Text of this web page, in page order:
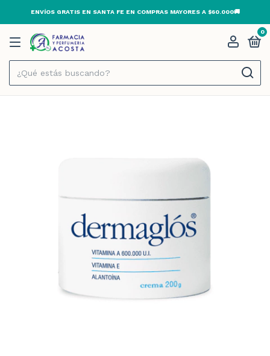
ENVÍOS GRATIS EN SANTA FE EN COMPRAS MAYORES A $60.000🚚
0